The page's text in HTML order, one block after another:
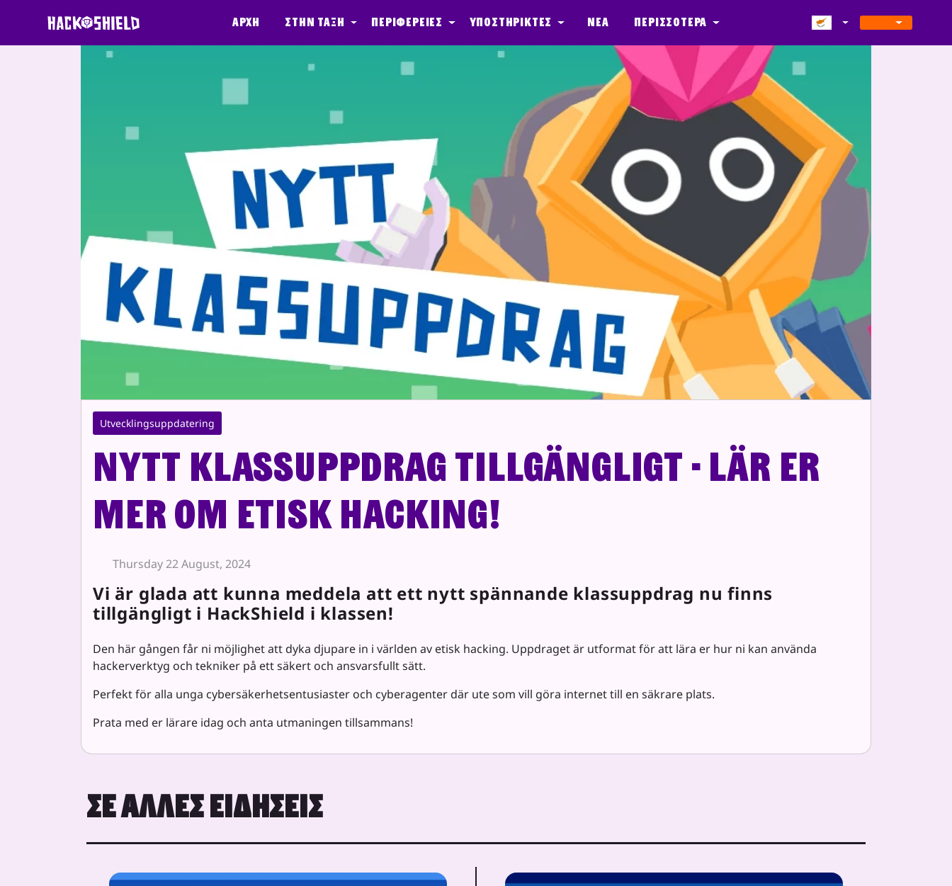
Αρχή Στην τάξη Περιφέρειες Υποστηρικτές Νέα ΠΕΡΙΣΣΟΤΕΡΑ
Utvecklingsuppdatering
Nytt klassuppdrag tillgängligt - Lär er
mer om etisk hacking!
Thursday 22 August, 2024
Vi är glada att kunna meddela att ett nytt spännande klassuppdrag nu finns
tillgängligt i HackShield i klassen!
Den här gången får ni möjlighet att dyka djupare in i världen av etisk hacking. Uppdraget är utformat för att lära er hur ni kan använda
hackerverktyg och tekniker på ett säkert och ansvarsfullt sätt.
Perfekt för alla unga cybersäkerhetsentusiaster och cyberagenter där ute som vill göra internet till en säkrare plats.
Prata med er lärare idag och anta utmaningen tillsammans!
ΣΕ ΆΛΛΕΣ ΕΙΔΉΣΕΙΣ